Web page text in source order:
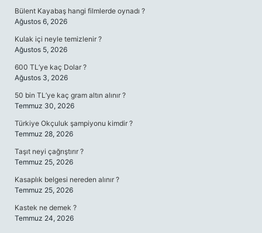
Bülent Kayabaş hangi filmlerde oynadı ?
Ağustos 6, 2026
Kulak içi neyle temizlenir ?
Ağustos 5, 2026
600 TL’ye kaç Dolar ?
Ağustos 3, 2026
50 bin TL’ye kaç gram altın alınır ?
Temmuz 30, 2026
Türkiye Okçuluk şampiyonu kimdir ?
Temmuz 28, 2026
Taşıt neyi çağrıştırır ?
Temmuz 25, 2026
Kasaplık belgesi nereden alınır ?
Temmuz 25, 2026
Kastek ne demek ?
Temmuz 24, 2026